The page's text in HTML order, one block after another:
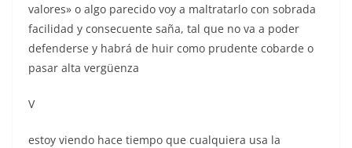
valores» o algo parecido voy a maltratarlo con sobrada
facilidad y consecuente saña, tal que no va a poder
defenderse y habrá de huir como prudente cobarde o
pasar alta vergüenza
V
estoy viendo hace tiempo que cualquiera usa la